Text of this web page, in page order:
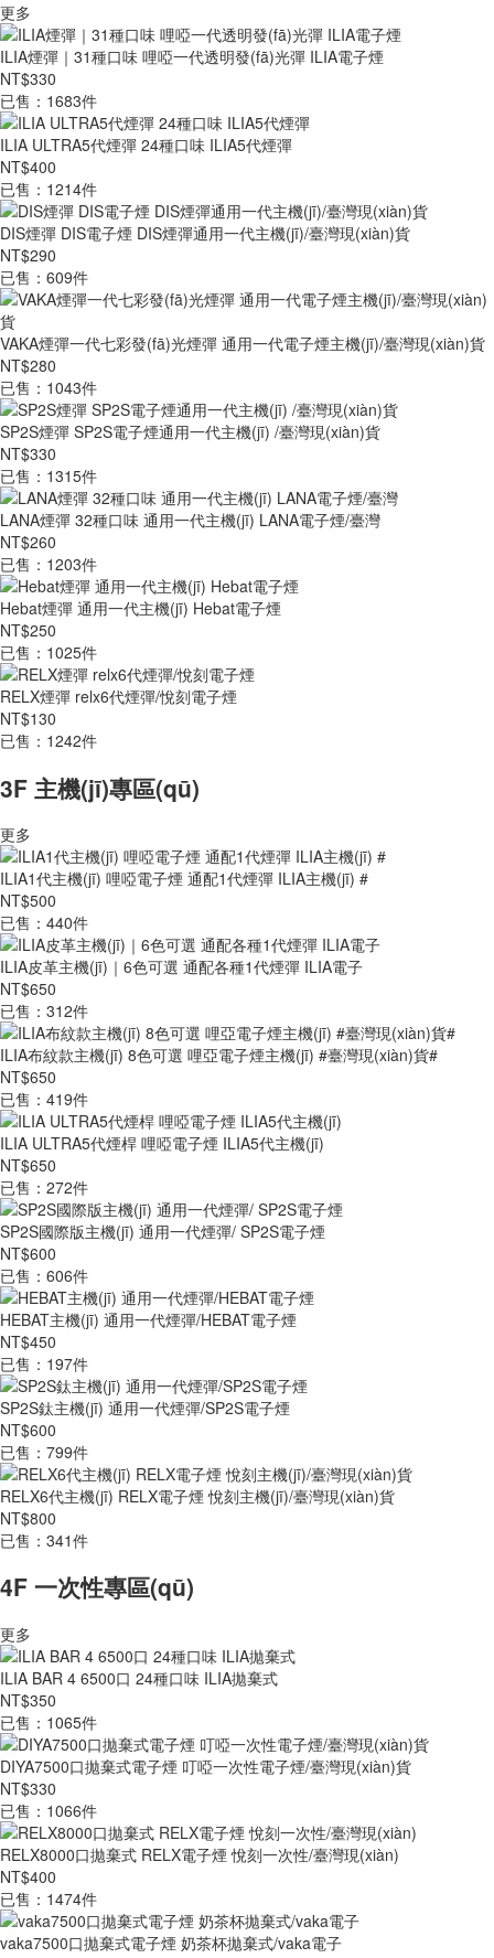
更多
ILIA煙彈｜31種口味 哩啞一代透明發(fā)光彈 ILIA電子煙
NT$330
已售：1683件
ILIA ULTRA5代煙彈 24種口味 ILIA5代煙彈
NT$400
已售：1214件
DIS煙彈 DIS電子煙 DIS煙彈通用一代主機(jī)/臺灣現(xiàn)貨
NT$290
已售：609件
VAKA煙彈一代七彩發(fā)光煙彈 通用一代電子煙主機(jī)/臺灣現(xiàn)貨
NT$280
已售：1043件
SP2S煙彈 SP2S電子煙通用一代主機(jī) /臺灣現(xiàn)貨
NT$330
已售：1315件
LANA煙彈 32種口味 通用一代主機(jī) LANA電子煙/臺灣
NT$260
已售：1203件
Hebat煙彈 通用一代主機(jī) Hebat電子煙
NT$250
已售：1025件
RELX煙彈 relx6代煙彈/悅刻電子煙
NT$130
已售：1242件
3F 主機(jī)專區(qū)
更多
ILIA1代主機(jī) 哩啞電子煙 通配1代煙彈 ILIA主機(jī) #
NT$500
已售：440件
ILIA皮革主機(jī)｜6色可選 通配各種1代煙彈 ILIA電子
NT$650
已售：312件
ILIA布紋款主機(jī) 8色可選 哩亞電子煙主機(jī) #臺灣現(xiàn)貨#
NT$650
已售：419件
ILIA ULTRA5代煙桿 哩啞電子煙 ILIA5代主機(jī)
NT$650
已售：272件
SP2S國際版主機(jī) 通用一代煙彈/ SP2S電子煙
NT$600
已售：606件
HEBAT主機(jī) 通用一代煙彈/HEBAT電子煙
NT$450
已售：197件
SP2S鈦主機(jī) 通用一代煙彈/SP2S電子煙
NT$600
已售：799件
RELX6代主機(jī) RELX電子煙 悅刻主機(jī)/臺灣現(xiàn)貨
NT$800
已售：341件
4F 一次性專區(qū)
更多
ILIA BAR 4 6500口 24種口味 ILIA拋棄式
NT$350
已售：1065件
DIYA7500口拋棄式電子煙 叮啞一次性電子煙/臺灣現(xiàn)貨
NT$330
已售：1066件
RELX8000口拋棄式 RELX電子煙 悅刻一次性/臺灣現(xiàn)
NT$400
已售：1474件
vaka7500口拋棄式電子煙 奶茶杯拋棄式/vaka電子